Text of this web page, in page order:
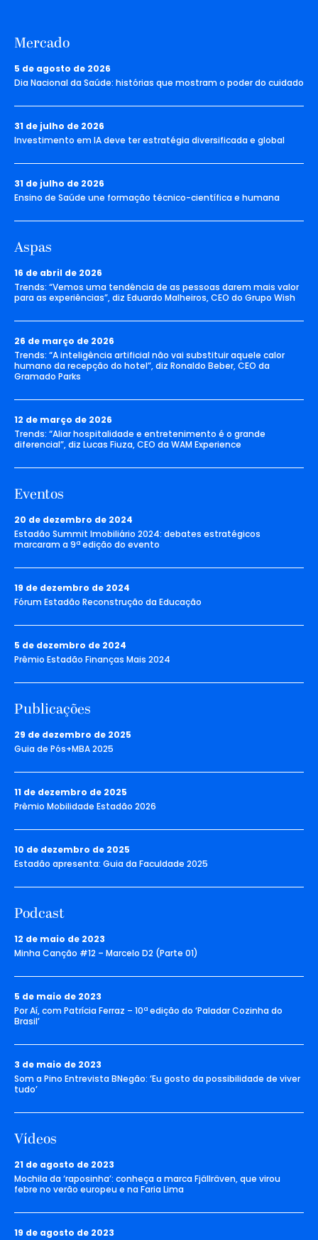
Mercado
5 de agosto de 2026
Dia Nacional da Saúde: histórias que mostram o poder do cuidado
31 de julho de 2026
Investimento em IA deve ter estratégia diversificada e global
31 de julho de 2026
Ensino de Saúde une formação técnico-científica e humana
Aspas
16 de abril de 2026
Trends: “Vemos uma tendência de as pessoas darem mais valor
para as experiências”, diz Eduardo Malheiros, CEO do Grupo Wish
26 de março de 2026
Trends: “A inteligência artificial não vai substituir aquele calor
humano da recepção do hotel”, diz Ronaldo Beber, CEO da
Gramado Parks
12 de março de 2026
Trends: “Aliar hospitalidade e entretenimento é o grande
diferencial”, diz Lucas Fiuza, CEO da WAM Experience
Eventos
20 de dezembro de 2024
Estadão Summit Imobiliário 2024: debates estratégicos
marcaram a 9ª edição do evento
19 de dezembro de 2024
Fórum Estadão Reconstrução da Educação
5 de dezembro de 2024
Prêmio Estadão Finanças Mais 2024
Publicações
29 de dezembro de 2025
Guia de Pós+MBA 2025
11 de dezembro de 2025
Prêmio Mobilidade Estadão 2026
10 de dezembro de 2025
Estadão apresenta: Guia da Faculdade 2025
Podcast
12 de maio de 2023
Minha Canção #12 – Marcelo D2 (Parte 01)
5 de maio de 2023
Por Aí, com Patrícia Ferraz – 10ª edição do ‘Paladar Cozinha do
Brasil’
3 de maio de 2023
Som a Pino Entrevista BNegão: ‘Eu gosto da possibilidade de viver
tudo’
Vídeos
21 de agosto de 2023
Mochila da ‘raposinha’: conheça a marca Fjällräven, que virou
febre no verão europeu e na Faria Lima
19 de agosto de 2023